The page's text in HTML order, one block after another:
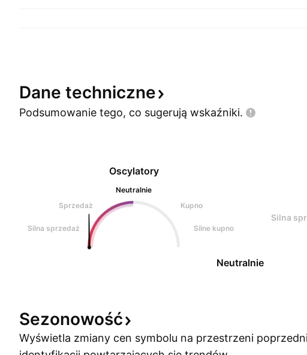
Dane techniczne
Podsumowanie tego, co sugerują wskaźniki.
Oscylatory
Neutralnie
Sprzedaż
Kupno
Silna sprzedaż Silne kupno
Neutralnie
Silna
Sezonowość
Wyświetla zmiany cen symbolu na przestrzeni